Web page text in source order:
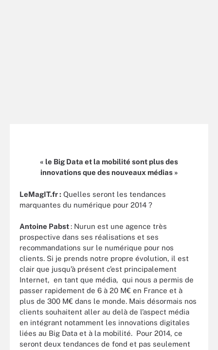
« le Big Data et la mobilité sont plus des
innovations que des nouveaux médias »
LeMagIT.fr : Quelles seront les tendances
marquantes du numérique pour 2014 ?
Antoine Pabst: Nurun est une agence très
prospective dans ses réalisations et ses
recommandations sur le numérique pour nos
clients. Si je prends notre propre évolution, il est
clair que jusqu’à présent c’est principalement
Internet, en tant que média, qui nous a permis de
passer rapidement de 6 à 20 M€ en France et à
plus de 300 M€ dans le monde. Mais désormais nos
clients souhaitent aller au delà de l’aspect média
en intégrant notamment les innovations digitales
liées au Big Data et à la mobilité. Pour 2014, ce
seront deux tendances de fond et pas seulement